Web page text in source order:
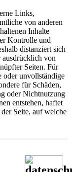
Links,
von anderen
Inhalte
Kontrolle und
distanziert sich
ausdrücklich von
Seiten. Für
oder unvollständige
für Schäden,
oder Nichtnutzung
entstehen, haftet
Seite, auf welche